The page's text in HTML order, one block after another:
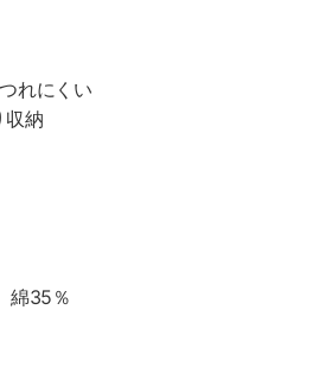
れにくい
収納
綿35％